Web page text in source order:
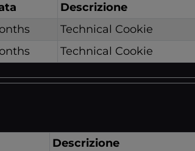
Descrizione
Technical Cookie
Technical Cookie
Descrizione